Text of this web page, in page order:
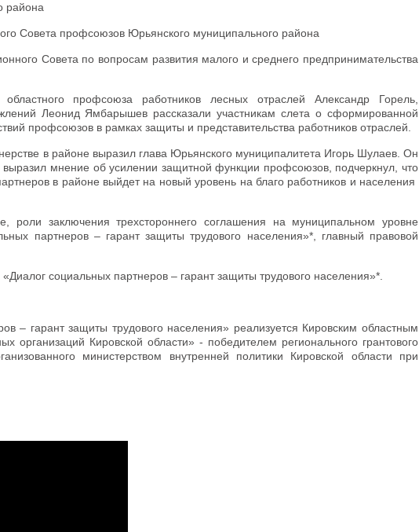
района
Совета профсоюзов Юрьянского муниципального района
Совета по вопросам развития малого и среднего предпринимательства
профсоюза работников лесных отраслей Александр Горель,
Леонид Ямбарышев рассказали участникам слета о сформированной
профсоюзов в рамках защиты и представительства работников отраслей.
в районе выразил глава Юрьянского муниципалитета Игорь Шулаев. Он
мнение об усилении защитной функции профсоюзов, подчеркнул, что
в районе выйдет на новый уровень на благо работников и населения
роли заключения трехстороннего соглашения на муниципальном уровне
партнеров – гарант защиты трудового населения»*, главный правовой
социальных партнеров – гарант защиты трудового населения»*.
– гарант защиты трудового населения» реализуется Кировским областным
Кировской области» - победителем регионального грантового
министерством внутренней политики Кировской области при